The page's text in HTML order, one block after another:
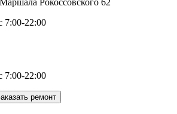
Рокоссовского 62
7:00-22:00
7:00-22:00
ремонт